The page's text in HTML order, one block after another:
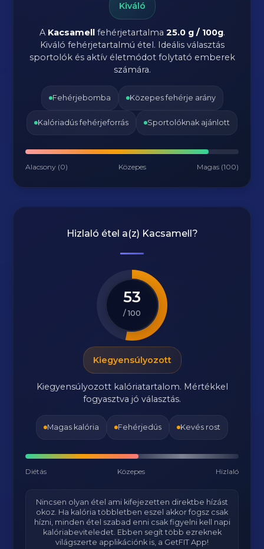
Kiváló
A Kacsamellfehérjetartalma 25.0 g / 100g.
Kiváló fehérjetartalmú étel. Ideális választás
sportolók és aktív életmódot folytató emberek
számára.
Fehérjebomba Közepes fehérje arány
Kalóriadús fehérjeforrás Sportolóknak ajánlott
Alacsony (0) Közepes Magas (100)
Hizlaló étel a(z) Kacsamell?
53
/ 100
Kiegyensúlyozott
Kiegyensúlyozott kalóriatartalom. Mértékkel
fogyasztva jó választás.
Magas kalória Fehérjedús Kevés rost
Diétás Közepes Hizlaló
Nincsen olyan étel ami kifejezetten direktbe hízást
okoz. Ha kalória többletben eszel akkor fogsz csak
hízni, minden étel szabad enni csak figyelni kell napi
kalóriabeviteledet. Ebben segít több ezreknek
világszerte applikációnk is, a GetFIT App!